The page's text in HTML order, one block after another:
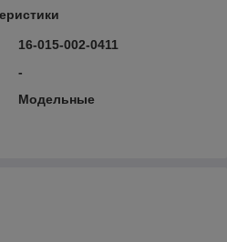
16-015-002-0411
-
Модельные